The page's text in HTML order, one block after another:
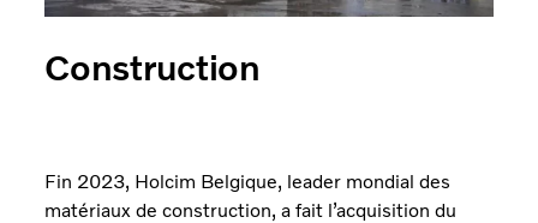
Construction
Fin 2023, Holcim Belgique, leader mondial des
matériaux de construction, a fait l’acquisition du